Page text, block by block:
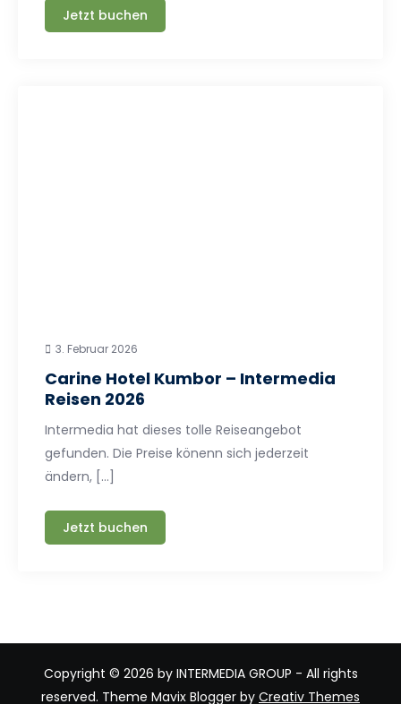
Jetzt buchen
3. Februar 2026
Carine Hotel Kumbor – Intermedia
Reisen 2026
Intermedia hat dieses tolle Reiseangebot
gefunden. Die Preise könenn sich jederzeit
ändern, […]
Jetzt buchen
Copyright © 2026 by INTERMEDIA GROUP - All rights
reserved. Theme Mavix Blogger by Creativ Themes